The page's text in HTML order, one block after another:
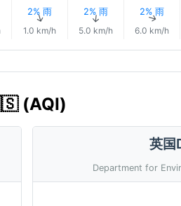
2% 雨
↑
1.0 km/h
2% 雨
↑
5.0 km/h
2% 雨
↑
6.0 km/h
(AQI)
英国
Department for